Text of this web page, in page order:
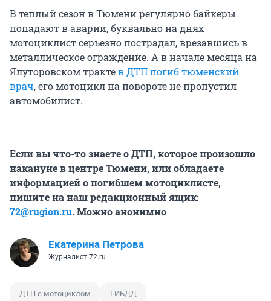
В теплый сезон в Тюмени регулярно байкеры
попадают в аварии, буквально на днях
мотоциклист серьезно пострадал, врезавшись в
металлическое ограждение. А в начале месяца на
Ялуторовском трактев ДТП погиб тюменский
врач, его мотоцикл на повороте не пропустил
автомобилист.
Если вы что-то знаете о ДТП, которое произошло
накануне в центре Тюмени, или обладаете
информацией о погибшем мотоциклисте,
пишите на наш редакционный ящик:
72@rugion.ru. Можно анонимно
Екатерина Петрова
Журналист 72.ru
ДТП с мотоциклом ГИБДД